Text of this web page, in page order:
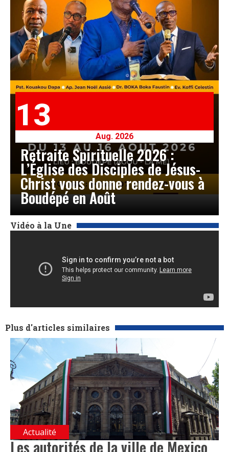
13
Aug. 2026
Retraite Spirituelle 2026 :
L’Église des Disciples de Jésus-
Christ vous donne rendez-vous à
Boudépé en Août
Vidéo à la Une
Plus d'articles similaires
Actualité
Les autorités de la ville de Mexico